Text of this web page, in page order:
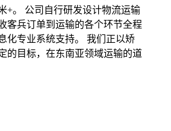
+。 公司自行研发设计物流运输
客兵订单到运输的各个环节全程
化专业系统支持。 我们正以矫
的目标，在东南亚领域运输的道